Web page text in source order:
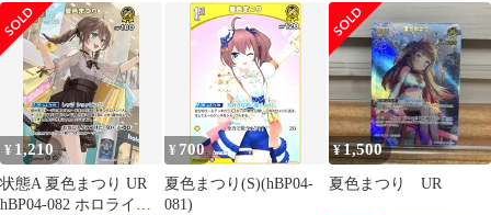
¥ 1,210
状態A 夏色まつり UR
hBP04-082 ホロライブ
¥ 700
夏色まつり(S)(hBP04-
081)
¥1,500
夏色まつり UR